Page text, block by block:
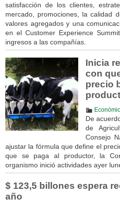
satisfacción de los clientes,
mercado, promociones, la calidad
valores agregados y una
en el Customer Experience
ingresos a las compañías.
Inicia
con
precio
De
de
Consejo
ajustar la fórmula que define el
que se paga al productor, la
organismo inició actividades ayer
$ 123,5 billones espera
año